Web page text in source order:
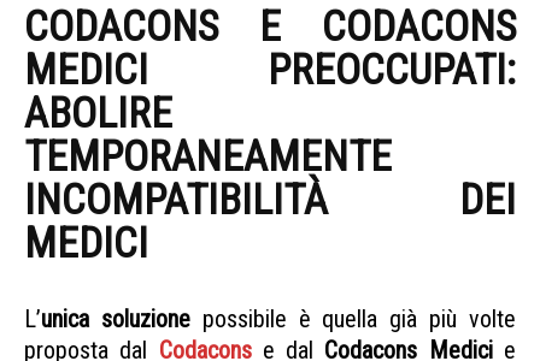
CODACONS E CODACONS
MEDICI PREOCCUPATI:
ABOLIRE
TEMPORANEAMENTE
INCOMPATIBILITÀ DEI
MEDICI
L’unica soluzionepossibile è quella già più volte
proposta dal Codaconse dal Codacons Medicie